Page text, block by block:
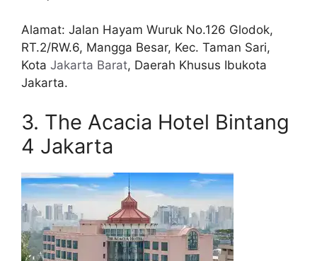
Alamat: Jalan Hayam Wuruk No.126 Glodok,
RT.2/RW.6, Mangga Besar, Kec. Taman Sari,
Kota Jakarta Barat, Daerah Khusus Ibukota
Jakarta.
3. The Acacia Hotel Bintang
4 Jakarta